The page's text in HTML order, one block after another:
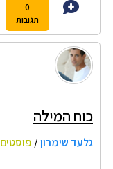
0
תגובות
כוח המילה
גלעד שימרון/ פוסטים